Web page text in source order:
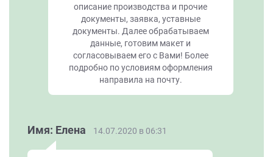
описание производства и прочие
документы, заявка, уставные
документы. Далее обрабатываем
данные, готовим макет и
согласовываем его с Вами! Более
подробно по условиям оформления
направила на почту.
Имя: Елена 14.07.2020 в 06:31